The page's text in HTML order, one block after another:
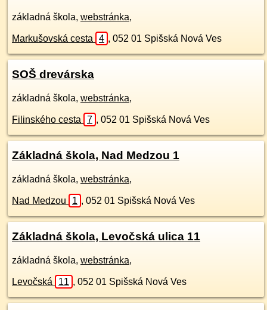
základná škola, webstránka,
Markušovská cesta 4 , 052 01 Spišská Nová Ves
SOŠ drevárska
základná škola, webstránka,
Filinského cesta 7 , 052 01 Spišská Nová Ves
Základná škola, Nad Medzou 1
základná škola, webstránka,
Nad Medzou 1 , 052 01 Spišská Nová Ves
Základná škola, Levočská ulica 11
základná škola, webstránka,
Levočská 11 , 052 01 Spišská Nová Ves